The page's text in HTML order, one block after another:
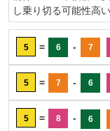
し乗り切る可能性高
5 = 6 - 7
5 = 7 - 6
5 = 8 - 6